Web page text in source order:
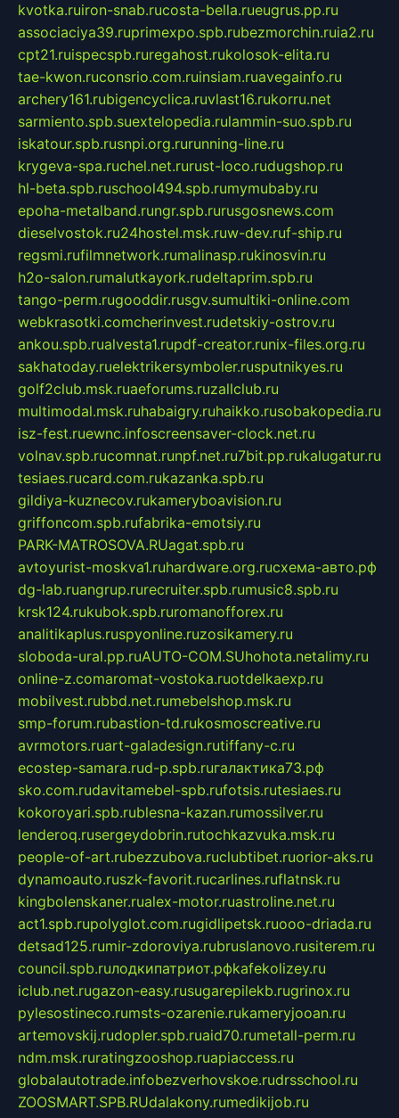
kvotka.ruiron-snab.rucosta-bella.rueugrus.pp.ru
associaciya39.ruprimexpo.spb.rubezmorchin.ruia2.ru
cpt21.ruispecspb.ruregahost.rukolosok-elita.ru
tae-kwon.ruconsrio.com.ruinsiam.ruavegainfo.ru
archery161.rubigencyclica.ruvlast16.rukorru.net
sarmiento.spb.suextelopedia.rulammin-suo.spb.ru
iskatour.spb.rusnpi.org.rurunning-line.ru
krygeva-spa.ruchel.net.rurust-loco.rudugshop.ru
hl-beta.spb.ruschool494.spb.rumymubaby.ru
epoha-metalband.rungr.spb.rurusgosnews.com
dieselvostok.ru24hostel.msk.ruw-dev.ruf-ship.ru
regsmi.rufilmnetwork.rumalinasp.rukinosvin.ru
h2o-salon.rumalutkayork.rudeltaprim.spb.ru
tango-perm.rugooddir.rusgv.sumultiki-online.com
webkrasotki.comcherinvest.rudetskiy-ostrov.ru
ankou.spb.rualvesta1.rupdf-creator.runix-files.org.ru
sakhatoday.ruelektrikersymboler.rusputnikyes.ru
golf2club.msk.ruaeforums.ruzallclub.ru
multimodal.msk.ruhabaigry.ruhaikko.rusobakopedia.ru
isz-fest.ruewnc.infoscreensaver-clock.net.ru
volnav.spb.rucomnat.runpf.net.ru7bit.pp.rukalugatur.ru
tesiaes.rucard.com.rukazanka.spb.ru
gildiya-kuznecov.rukameryboavision.ru
griffoncom.spb.rufabrika-emotsiy.ru
PARK-MATROSOVA.RUagat.spb.ru
avtoyurist-moskva1.ruhardware.org.ruсхема-авто.рф
dg-lab.ruangrup.rurecruiter.spb.rumusic8.spb.ru
krsk124.rukubok.spb.ruromanofforex.ru
analitikaplus.ruspyonline.ruzosikamery.ru
sloboda-ural.pp.ruAUTO-COM.SUhohota.netalimy.ru
online-z.comaromat-vostoka.ruotdelkaexp.ru
mobilvest.rubbd.net.rumebelshop.msk.ru
smp-forum.rubastion-td.rukosmoscreative.ru
avrmotors.ruart-galadesign.rutiffany-c.ru
ecostep-samara.rud-p.spb.ruгалактика73.рф
sko.com.rudavitamebel-spb.rufotsis.rutesiaes.ru
kokoroyari.spb.rublesna-kazan.rumossilver.ru
lenderoq.rusergeydobrin.rutochkazvuka.msk.ru
people-of-art.rubezzubova.ruclubtibet.ruorior-aks.ru
dynamoauto.ruszk-favorit.rucarlines.ruflatnsk.ru
kingbolenskaner.rualex-motor.ruastroline.net.ru
act1.spb.rupolyglot.com.rugidlipetsk.ruooo-driada.ru
detsad125.rumir-zdoroviya.rubruslanovo.rusiterem.ru
council.spb.ruлодкипатриот.рфkafekolizey.ru
iclub.net.rugazon-easy.rusugarepilekb.rugrinox.ru
pylesostineco.rumsts-ozarenie.rukameryjooan.ru
artemovskij.rudopler.spb.ruaid70.rumetall-perm.ru
ndm.msk.ruratingzooshop.ruapiaccess.ru
globalautotrade.infobezverhovskoe.rudrsschool.ru
ZOOSMART.SPB.RUdalakony.rumedikijob.ru